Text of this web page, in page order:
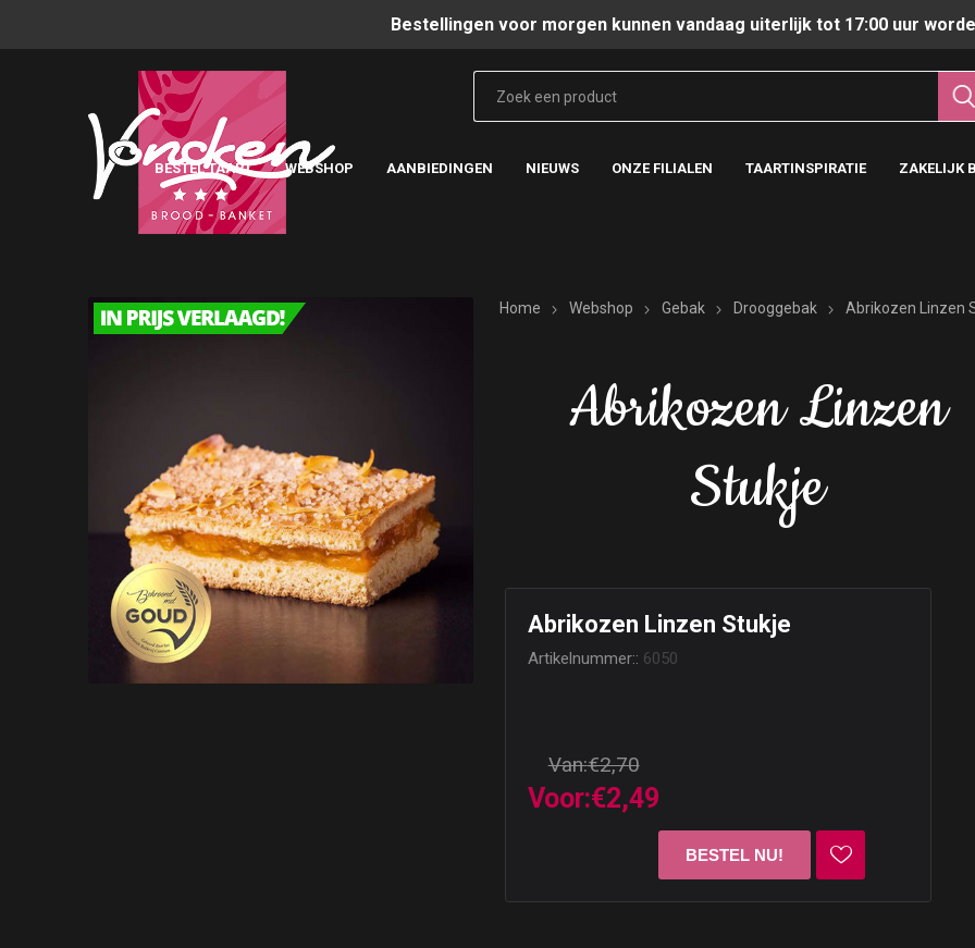
Bestellingen voor morgen kunnen vandaag uiterlijk tot 17:00 uur
BESTEL TAART WEBSHOP AANBIEDINGEN NIEUWS ONZE FILIALEN TAARTINSPIRATIE ZAKELIJK
Home Webshop Gebak Drooggebak Abrikozen Linzen
Abrikozen Linzen
Stukje
Abrikozen Linzen Stukje
Artikelnummer:: 6050
Van:€2,70
Voor:€2,49